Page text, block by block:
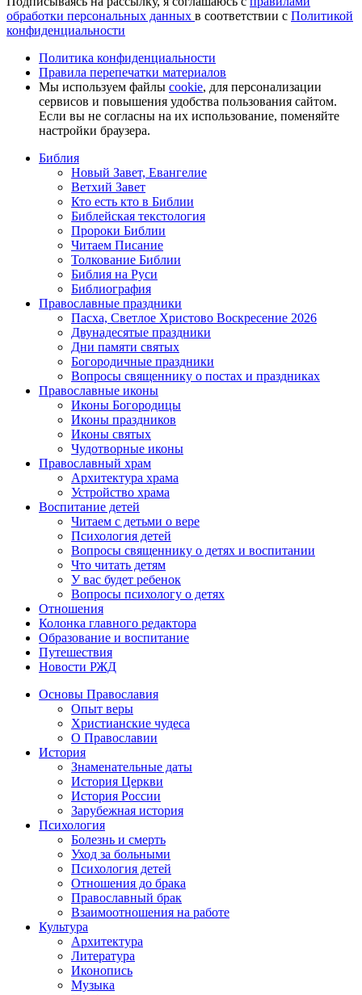
обработки персональных данных в соответствии с Политикой
конфиденциальности
Политика конфиденциальности
Правила перепечатки материалов
Мы используем файлы cookie, для персонализации
сервисов и повышения удобства пользования сайтом.
Если вы не согласны на их использование, поменяйте
настройки браузера.
Библия
Новый Завет, Евангелие
Ветхий Завет
Кто есть кто в Библии
Библейская текстология
Пророки Библии
Читаем Писание
Толкование Библии
Библия на Руси
Библиография
Православные праздники
Пасха, Светлое Христово Воскресение 2026
Двунадесятые праздники
Дни памяти святых
Богородичные праздники
Вопросы священнику о постах и праздниках
Православные иконы
Иконы Богородицы
Иконы праздников
Иконы святых
Чудотворные иконы
Православный храм
Архитектура храма
Устройство храма
Воспитание детей
Читаем с детьми о вере
Психология детей
Вопросы священнику о детях и воспитании
Что читать детям
У вас будет ребенок
Вопросы психологу о детях
Отношения
Колонка главного редактора
Образование и воспитание
Путешествия
Новости РЖД
Основы Православия
Опыт веры
Христианские чудеса
О Православии
История
Знаменательные даты
История Церкви
История России
Зарубежная история
Психология
Болезнь и смерть
Уход за больными
Психология детей
Отношения до брака
Православный брак
Взаимоотношения на работе
Культура
Архитектура
Литература
Иконопись
Музыка